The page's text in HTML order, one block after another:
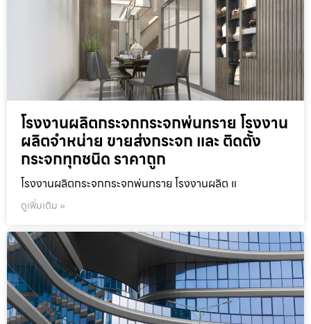
โรงงานผลิตกระจกกระจกพ่นทราย โรงงาน
ผลิตจำหน่าย ขายส่งกระจก และ ติดตั้ง
กระจกทุกชนิด ราคาถูก
โรงงานผลิตกระจกกระจกพ่นทราย โรงงานผลิต แ
ดูเพิ่มเติม »